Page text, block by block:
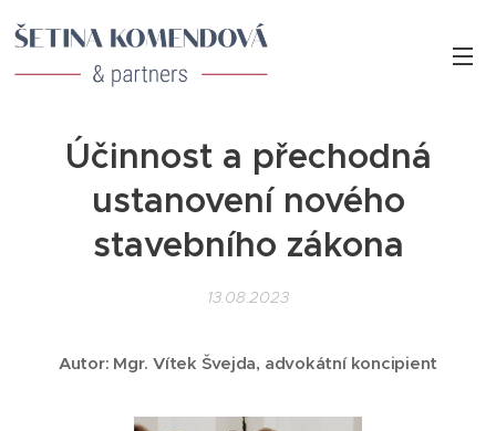
Účinnost a přechodná
ustanovení nového
stavebního zákona
13.08.2023
Autor: Mgr. Vítek Švejda, advokátní koncipient